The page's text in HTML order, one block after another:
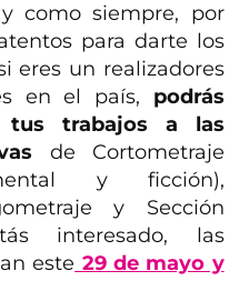
como siempre, por
para darte los
eres un realizadores
en el país, podrás
tus trabajos a las
de Cortometraje
y ficción),
y Sección
interesado, las
este 29 de mayo y